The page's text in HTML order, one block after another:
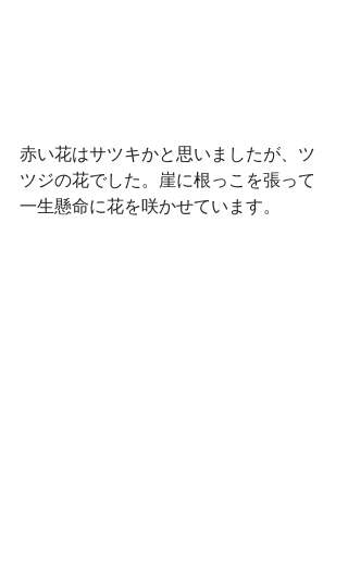
赤い花はサツキかと思いましたが、ツ
ツジの花でした。崖に根っこを張って
一生懸命に花を咲かせています。